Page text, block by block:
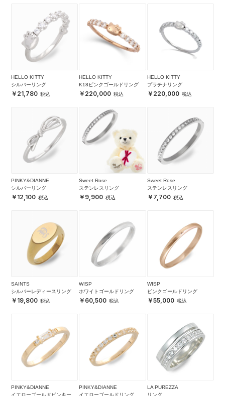
HELLO KITTY
シルバーリング
21,780
HELLO KITTY
K18ピンクゴールドリング
220,000
HELLO KITTY
プラチナリング
220,000
PINKY&DIANNE
シルバーリング
12,100
Sweet Rose
ステンレスリング
9,900
Sweet Rose
ステンレスリング
7,700
SAINTS
シルバーレディースリング
19,800
WISP
ホワイトゴールドリング
60,500
WISP
ピンクゴールドリング
55,000
PINKY&DIANNE
PINKY&DIANNE
LA PUREZZA